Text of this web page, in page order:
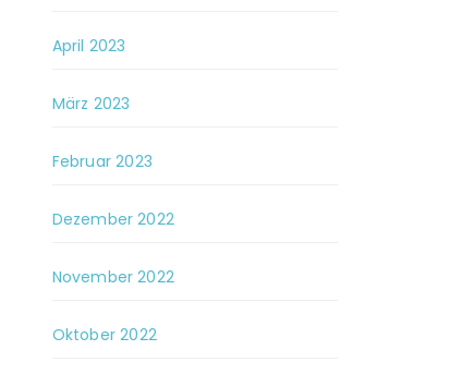
April 2023
März 2023
Februar 2023
Dezember 2022
November 2022
Oktober 2022